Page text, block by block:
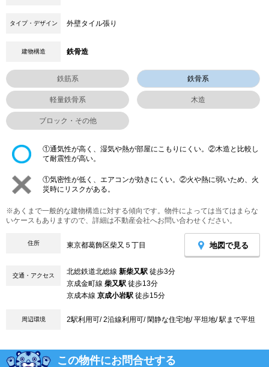
タイプ・デザイン 外壁タイル張り
建物構造 鉄骨造
鉄筋系 鉄骨系
軽量鉄骨系 木造
ブロック・その他
①通気性が高く、湿気や熱が部屋にこもりにくい。②木造と比較し
て耐震性が高い。
①気密性が低く、エアコンが効きにくい。②火や熱に弱いため、火
災時にリスクがある。
※あくまで一般的な建物構造に対する傾向です。物件によっては当てはまらな
いケースもありますので、詳細は不動産会社へお問い合わせください。
住所 東京都葛飾区柴又５丁目 地図で見る
交通・アクセス 北総鉄道北総線 新柴又駅 徒歩3分
京成金町線 柴又駅 徒歩13分
京成本線 京成小岩駅 徒歩15分
周辺環境 2駅利用可/ 2沿線利用可/ 閑静な住宅地/ 平坦地/ 駅まで平坦
この物件にお問合せする